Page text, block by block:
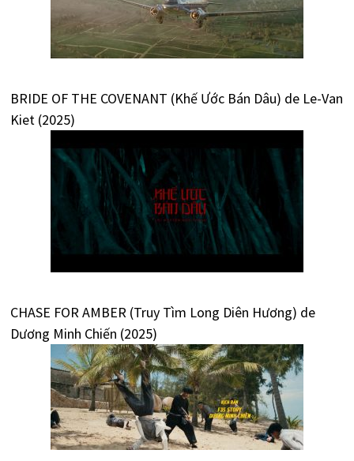
BRIDE OF THE COVENANT (Khế Ước Bán Dâu) de Le-Van
Kiet (2025)
CHASE FOR AMBER (Truy Tìm Long Diên Hương) de
Dương Minh Chiến (2025)